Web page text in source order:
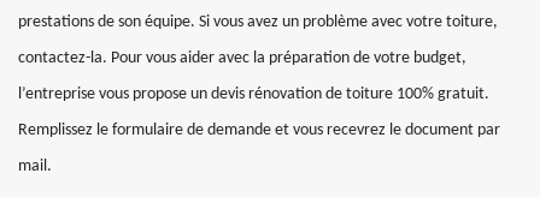
prestations de son équipe. Si vous avez un problème avec votre toiture,
contactez-la. Pour vous aider avec la préparation de votre budget,
l’entreprise vous propose un devis rénovation de toiture 100% gratuit.
Remplissez le formulaire de demande et vous recevrez le document par
mail.